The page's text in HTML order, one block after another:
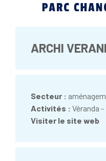
ARCHI
Secteur :
Activités : Véranda
Visiter le site web